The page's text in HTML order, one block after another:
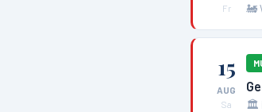
Fr
🚂
15
AUG
Sa
🏛️